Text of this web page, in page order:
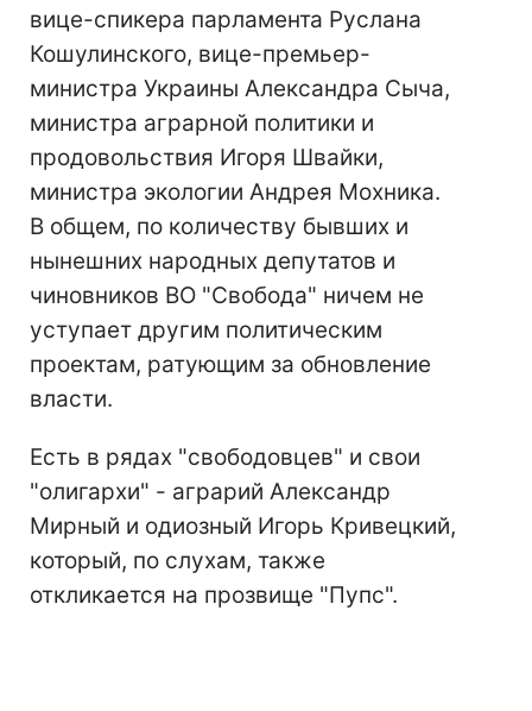
вице-спикера парламента Руслана
Кошулинского, вице-премьер-
министра Украины Александра Сыча,
министра аграрной политики и
продовольствия Игоря Швайки,
министра экологии Андрея Мохника.
В общем, по количеству бывших и
нынешних народных депутатов и
чиновников ВО "Свобода" ничем не
уступает другим политическим
проектам, ратующим за обновление
власти.
Есть в рядах "свободовцев" и свои
"олигархи" - аграрий Александр
Мирный и одиозный Игорь Кривецкий,
который, по слухам, также
откликается на прозвище "Пупс".